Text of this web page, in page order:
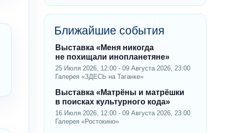
Ближайшие события
Выставка «Меня никогда
не похищали инопланетяне»
25 Июля 2026, 12:00 - 09 Августа 2026, 23:00
Галерея «ЗДЕСЬ на Таганке»
Выставка «Матрёны и матрёшки
в поисках культурного кода»
16 Июля 2026, 12:00 - 09 Августа 2026, 23:00
Галерея «Ростокино»